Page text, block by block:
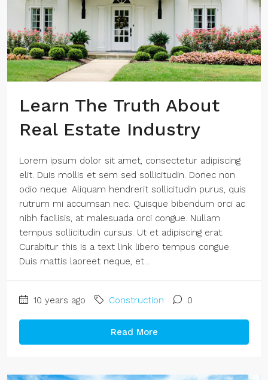
Learn The Truth About
Real Estate Industry
Lorem ipsum dolor sit amet, consectetur adipiscing
elit. Duis mollis et sem sed sollicitudin. Donec non
odio neque. Aliquam hendrerit sollicitudin purus, quis
rutrum mi accumsan nec. Quisque bibendum orci ac
nibh facilisis, at malesuada orci congue. Nullam
tempus sollicitudin cursus. Ut et adipiscing erat.
Curabitur this is a text link libero tempus congue.
Duis mattis laoreet neque, et...
10 years ago Construction 0
Read More